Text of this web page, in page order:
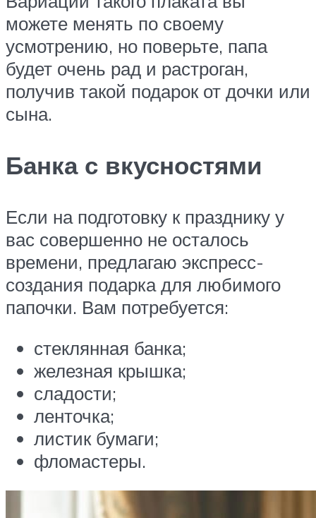
можете менять по своему
усмотрению, но поверьте, папа
будет очень рад и растроган,
получив такой подарок от дочки или
сына.
Банка с вкусностями
Если на подготовку к празднику у
вас совершенно не осталось
времени, предлагаю экспресс-
создания подарка для любимого
папочки. Вам потребуется:
стеклянная банка;
железная крышка;
сладости;
ленточка;
листик бумаги;
фломастеры.